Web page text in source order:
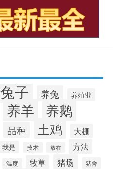
兔子 养兔 养殖业
养羊 养鹅
品种 土鸡 大棚
我是 技术 放在
方法
温度 牧草 猪场 猪舍